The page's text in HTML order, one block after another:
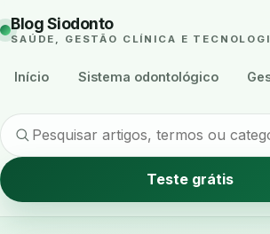
Blog Siodonto
SAÚDE, GESTÃO CLÍNICA E
Início Sistema odontológico
Teste grátis